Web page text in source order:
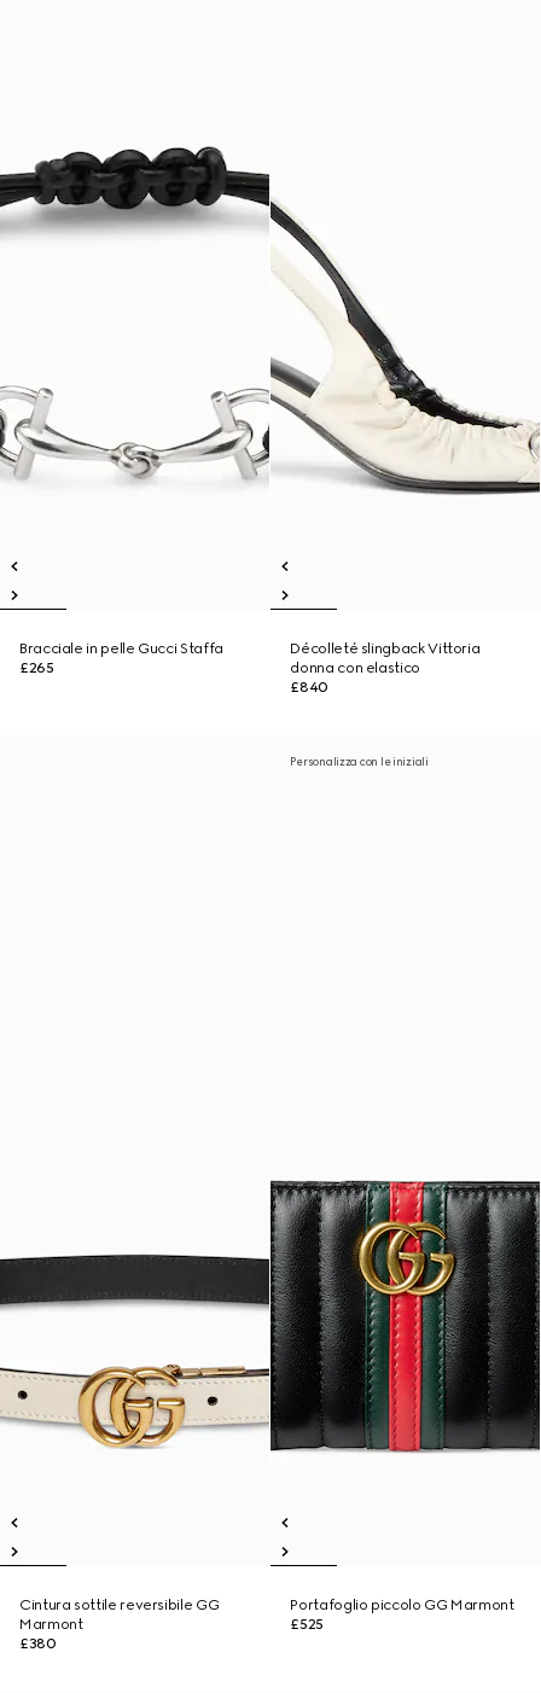
Bracciale in pelle Gucci Staffa
£265
Décolleté slingback Vittoria
donna con elastico
£840
Cintura sottile reversibile GG
Marmont
£380
Personalizza con le iniziali
Portafoglio piccolo GG Marmont
£525